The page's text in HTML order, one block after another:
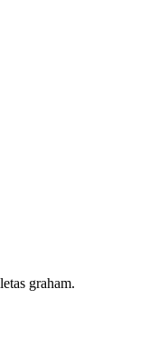
graham.